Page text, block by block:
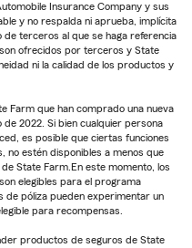
Insurance Company y sus
y no respalda ni aprueba, implícita
de terceros al que se haga referencia
ofrecidos por terceros y State
ni la calidad de los productos y
Farm que han comprado una nueva
2022. Si bien cualquier persona
es posible que ciertas funciones
no estén disponibles a menos que
State Farm.En este momento, los
elegibles para el programa
de póliza pueden experimentar un
para recompensas.
productos de seguros de State